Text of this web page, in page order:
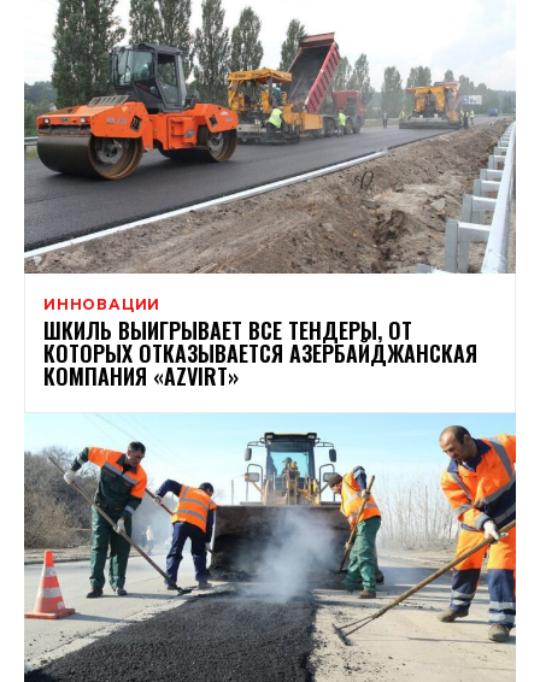
ИННОВАЦИИ
ШКИЛЬ ВЫИГРЫВАЕТ ВСЕ ТЕНДЕРЫ, ОТ
КОТОРЫХ ОТКАЗЫВАЕТСЯ АЗЕРБАЙДЖАНСКАЯ
КОМПАНИЯ «AZVIRT»